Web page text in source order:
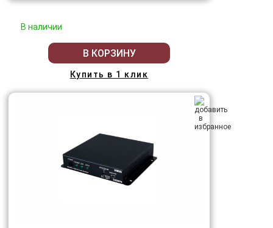
В наличии
В КОРЗИНУ
Купить в 1 клик